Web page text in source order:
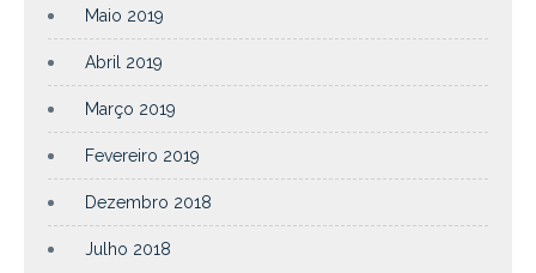
Maio 2019
Abril 2019
Março 2019
Fevereiro 2019
Dezembro 2018
Julho 2018